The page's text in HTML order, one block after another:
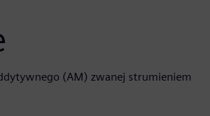
(AM) zwanej strumieniem